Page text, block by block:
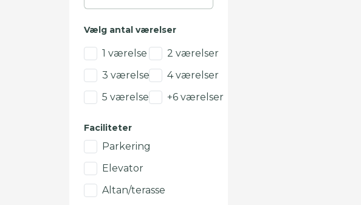
Vælg antal værelser
1 værelse
2 værelser
3 værelser
4 værelser
5 værelser
+6 værelser
Faciliteter
Parkering
Elevator
Altan/terasse